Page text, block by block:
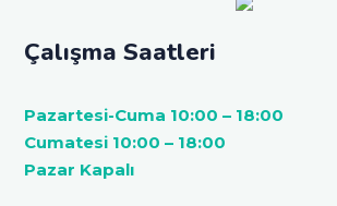
Çalışma Saatleri
Pazartesi-Cuma 10:00 – 18:00
Cumatesi 10:00 – 18:00
Pazar Kapalı